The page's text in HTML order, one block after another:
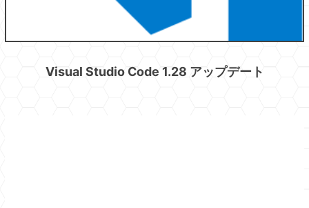
Visual Studio Code 1.28 アップデート